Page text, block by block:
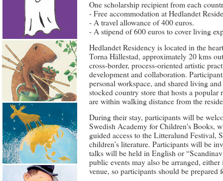
One scholarship recipient from each
- Free accommodation at Hedlandet
- A travel allowance of 400 euros.
- A stipend of 600 euros to cover living
Hedlandet Residency is located in the
Torna Hällestad, approximately 20 kms
cross-border, process-oriented artistic
development and collaboration.
personal workspace, and shared living
stocked country store that hosts a
are within walking distance from the
During their stay, participants will be
Swedish Academy for Children's Books,
guided access to the Litteralund Festival,
children’s literature. Participants will be
talks will be held in English or
public events may also be arranged,
venue, so participants should be